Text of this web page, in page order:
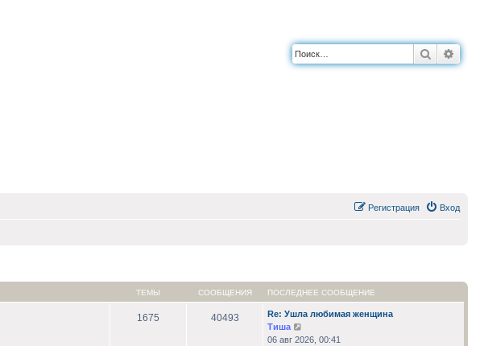
Поиск
Вход
Регистрация
ТЕМЫ СООБЩЕНИЯ ПОСЛЕДНЕЕ СООБЩЕНИЕ
1675 40493
Re: Ушла любимая женщина
Тиша
к
06 авг 2026, 00:41